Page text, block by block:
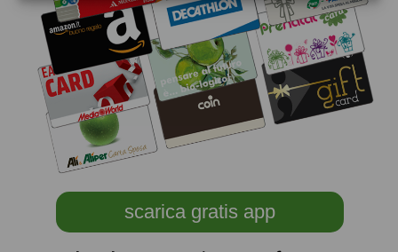
scarica gratis app